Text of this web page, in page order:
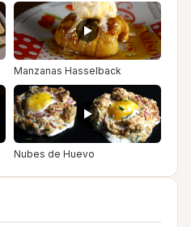
Manzanas Hasselback
Nubes de Huevo